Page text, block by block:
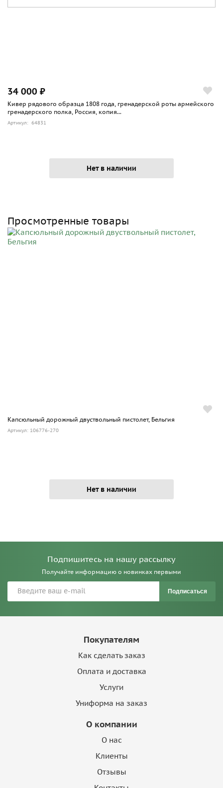
34 000 ₽
Кивер рядового образца 1808 года, гренадерской роты армейского
гренадерского полка, Россия, копия...
Артикул: 64831
Нет в наличии
Просмотренные товары
Капсюльный дорожный двуствольный пистолет, Бельгия
Артикул: 106776-270
Нет в наличии
Подпишитесь на нашу рассылку
Получайте информацию о новинках первыми
Подписаться
Покупателям
Как сделать заказ
Оплата и доставка
Услуги
Униформа на заказ
О компании
О нас
Клиенты
Отзывы